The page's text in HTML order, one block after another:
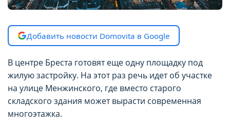
Добавить новости Domovita в Google
В центре Бреста готовят еще одну площадку под
жилую застройку. На этот раз речь идет об участке
на улице Менжинского, где вместо старого
складского здания может вырасти современная
многоэтажка.